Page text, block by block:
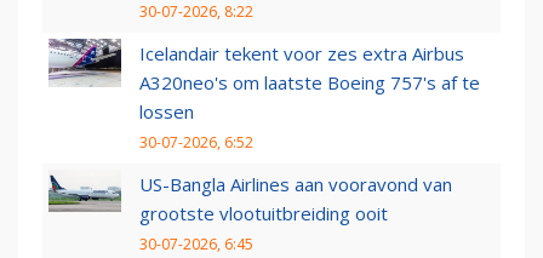
30-07-2026, 8:22
Icelandair tekent voor zes extra Airbus
A320neo's om laatste Boeing 757's af te
lossen
30-07-2026, 6:52
US-Bangla Airlines aan vooravond van
grootste vlootuitbreiding ooit
30-07-2026, 6:45